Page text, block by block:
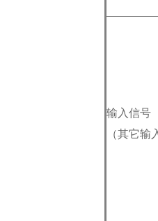
输入信号
（其它输